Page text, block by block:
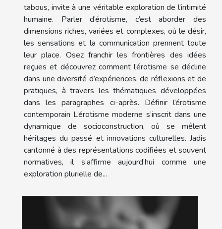
tabous, invite à une véritable exploration de l’intimité
humaine. Parler d’érotisme, c’est aborder des
dimensions riches, variées et complexes, où le désir,
les sensations et la communication prennent toute
leur place. Osez franchir les frontières des idées
reçues et découvrez comment l’érotisme se décline
dans une diversité d’expériences, de réflexions et de
pratiques, à travers les thématiques développées
dans les paragraphes ci-après. Définir l’érotisme
contemporain L’érotisme moderne s’inscrit dans une
dynamique de socioconstruction, où se mêlent
héritages du passé et innovations culturelles. Jadis
cantonné à des représentations codifiées et souvent
normatives, il s’affirme aujourd’hui comme une
exploration plurielle de...